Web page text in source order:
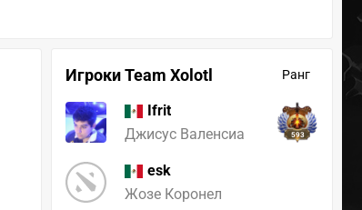
Игроки Team Xolotl Ранг
Ifrit
Джисус Валенсиа
593
esk
Жозе Коронел